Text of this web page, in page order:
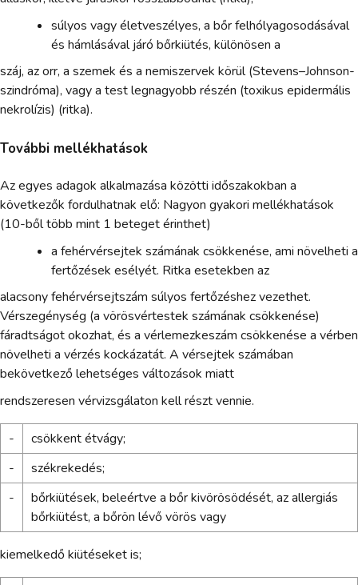
súlyos vagy életveszélyes, a bőr felhólyagosodásával
és hámlásával járó bőrkiütés, különösen a
száj, az orr, a szemek és a nemiszervek körül (Stevens–Johnson-
szindróma), vagy a test legnagyobb részén (toxikus epidermális
nekrolízis) (ritka).
További mellékhatások
Az egyes adagok alkalmazása közötti időszakokban a
következők fordulhatnak elő: Nagyon gyakori mellékhatások
(10-ből több mint 1 beteget érinthet)
a fehérvérsejtek számának csökkenése, ami növelheti a
fertőzések esélyét. Ritka esetekben az
alacsony fehérvérsejtszám súlyos fertőzéshez vezethet.
Vérszegénység (a vörösvértestek számának csökkenése)
fáradtságot okozhat, és a vérlemezkeszám csökkenése a vérben
növelheti a vérzés kockázatát. A vérsejtek számában
bekövetkező lehetséges változások miatt
rendszeresen vérvizsgálaton kell részt vennie.
-
csökkent étvágy;
-
székrekedés;
-
bőrkiütések, beleértve a bőr kivörösödését, az allergiás
bőrkiütést, a bőrön lévő vörös vagy
kiemelkedő kiütéseket is;